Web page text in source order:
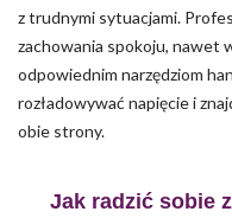
z trudnymi sytuacjami.
zachowania spokoju, nawet
odpowiednim narzędziom
rozładowywać napięcie i
obie strony.
Jak radzić sobie